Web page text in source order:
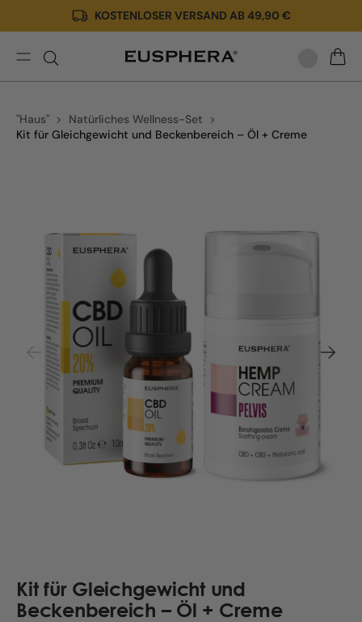
zum
Inhalt
KOSTENLOSER VERSAND AB 49,90 €
und
Beckenbereich
"Haus"
Natürliches Wellness-Set
Kit für Gleichgewicht und Beckenbereich – Öl + Creme
Kit für Gleichgewicht und
Beckenbereich – Öl + Creme